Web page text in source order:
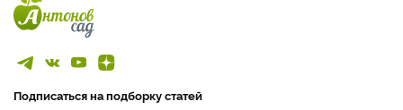
Подписаться на подборку статей